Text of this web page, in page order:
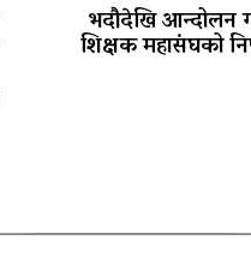
भदौदेखि आन्दोलन
शिक्षक महासंघको